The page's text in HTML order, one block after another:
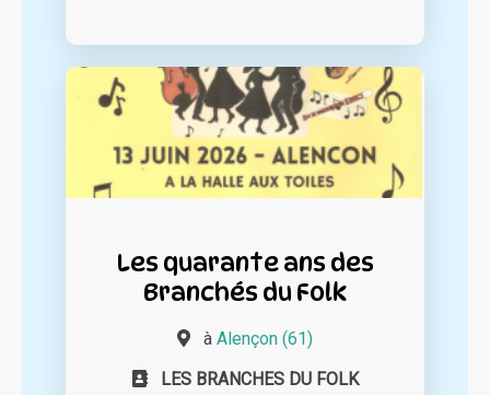
Les quarante ans des
Branchés du Folk
à Alençon (61)
LES BRANCHES DU FOLK